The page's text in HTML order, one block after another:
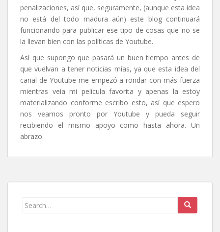
penalizaciones, así que, seguramente, (aunque esta idea
no está del todo madura aún) este blog continuará
funcionando para publicar ese tipo de cosas que no se
la llevan bien con las políticas de Youtube.
Así que supongo que pasará un buen tiempo antes de
que vuelvan a tener noticias mías, ya que esta idea del
canal de Youtube me empezó a rondar con más fuerza
mientras veía mi película favorita y apenas la estoy
materializando conforme escribo esto, así que espero
nos veamos pronto por Youtube y pueda seguir
recibiendo el mismo apoyo como hasta ahora. Un
abrazo.
Search